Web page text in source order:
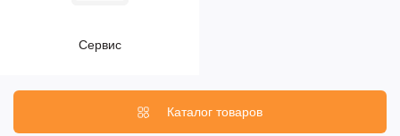
Сервис
Каталог товаров